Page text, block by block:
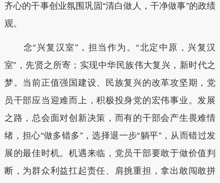
齐心的干事创业氛围巩固“清白做人，干净做事”的政绩
观。
念“兴复汉室”，担当作为。“北定中原，兴复汉
室”，先贤之所寄；实现中华民族伟大复兴，新时代之
梦。当前正值强国建设、民族复兴的改革攻坚期，党
员干部应当迎难而上，积极投身党的宏伟事业。发展
之路，总会面对创新决策，而有的干部会产生畏难情
绪，担心“做多错多”，选择退一步“躺平”，从而错过发
展的最佳时机。机遇来临，党员干部要敢于做价值判
断，为群众利益扛起责任、肩挑重担，拿出敢闯敢拼